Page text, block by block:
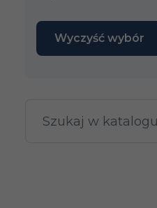
Wyczyść wybór